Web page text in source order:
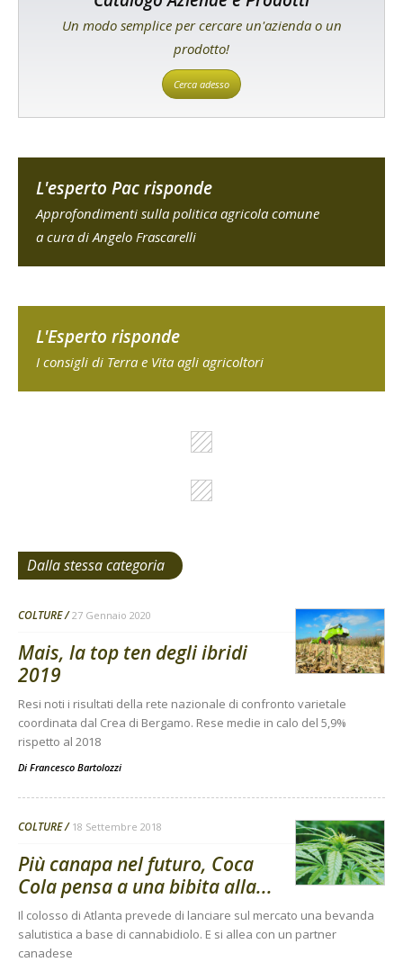
Un modo semplice per cercare un'azienda o un
prodotto!
Cerca adesso
L'esperto Pac risponde
Approfondimenti sulla politica agricola comune
a cura di Angelo Frascarelli
L'Esperto risponde
I consigli di Terra e Vita agli agricoltori
Dalla stessa categoria
COLTURE 27 Gennaio 2020
Mais, la top ten degli ibridi
2019
Resi noti i risultati della rete nazionale di confronto varietale
coordinata dal Crea di Bergamo. Rese medie in calo del 5,9%
rispetto al 2018
Di Francesco Bartolozzi
COLTURE 18 Settembre 2018
Più canapa nel futuro, Coca
Cola pensa a una bibita alla...
Il colosso di Atlanta prevede di lanciare sul mercato una bevanda
salutistica a base di cannabidiolo. E si allea con un partner
canadese